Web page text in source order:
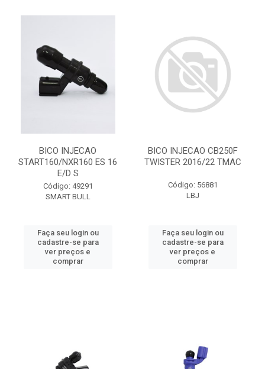
BICO INJECAO
START160/NXR160 ES 16
E/D S
Código: 49291
SMART BULL
Faça seu login ou
cadastre-se para
ver preços e
comprar
BICO INJECAO CB250F
TWISTER 2016/22 TMAC
Código: 56881
LBJ
Faça seu login ou
cadastre-se para
ver preços e
comprar